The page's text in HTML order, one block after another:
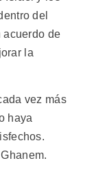
del
acuerdo de
la
vez más
haya